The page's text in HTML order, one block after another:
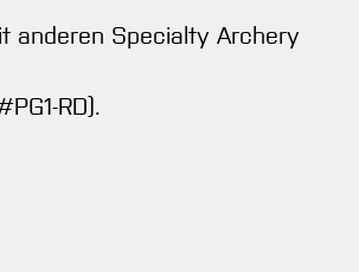
anderen Specialty Archery
RD).